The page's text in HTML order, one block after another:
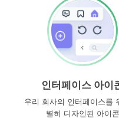
인터페이스 아이
우리 회사의 인터페이스를
별히 디자인된 아이콘